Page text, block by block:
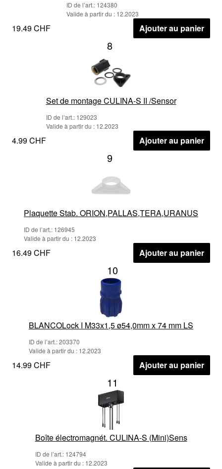
ID de l’art.: 124380
Valide à partir du : 12.2023
19.49 CHF Ajouter au panier
8
Set de montage CULINA-S II /Sensor
ID de l’art.: 129023
Valide à partir du : 12.2023
4.99 CHF Ajouter au panier
9
Plaquette Stab. ORION,PALLAS,TERA,URANUS
ID de l’art.: 126945
Valide à partir du : 12.2023
16.49 CHF Ajouter au panier
10
BLANCOLock I M33x1,5 ø54,0mm x 74 mm LS
ID de l’art.: 203370
Valide à partir du : 12.2023
14.99 CHF Ajouter au panier
11
Boîte électromagnét. CULINA-S (Mini)Sens
ID de l’art.: 124794
Valide à partir du : 12.2023